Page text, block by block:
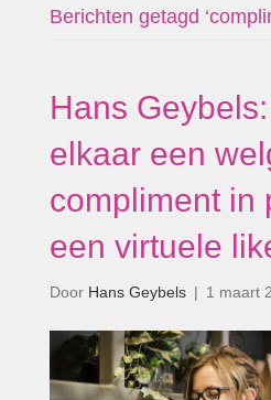
Berichten getagd
Hans Geybels:
elkaar een
compliment in
een virtuele
Door Hans Geybels | 1 maart